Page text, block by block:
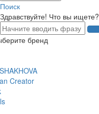
Поиск
Здравствуйте! Что вы ищете?
бренд
Creator